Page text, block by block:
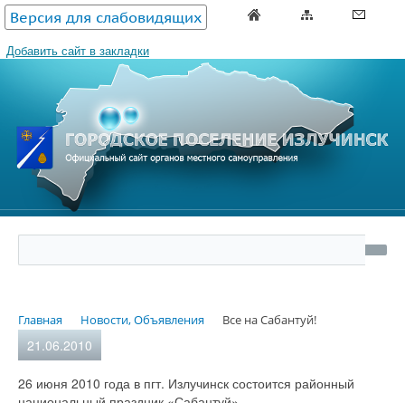
Версия для слабовидящих
Добавить сайт в закладки
Главная Новости, Объявления Все на Сабантуй!
21.06.2010
26 июня 2010 года в пгт. Излучинск состоится районный